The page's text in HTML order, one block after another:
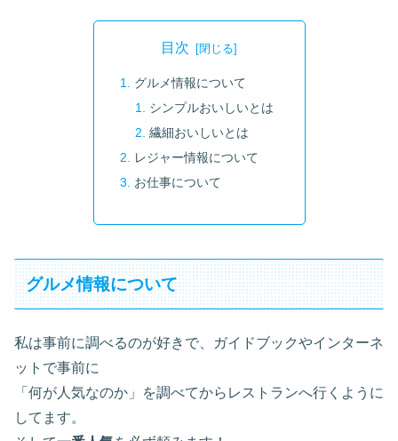
目次
グルメ情報について
シンプルおいしいとは
繊細おいしいとは
レジャー情報について
お仕事について
グルメ情報について
私は事前に調べるのが好きで、ガイドブックやインターネ
ットで事前に
「何が人気なのか」を調べてからレストランへ行くように
してます。